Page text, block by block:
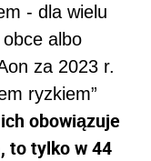
- dla wielu
albo
za 2023 r.
ryzkiem”
obowiązuje
to tylko w 44